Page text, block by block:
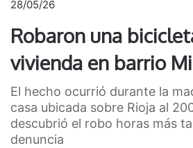
28/05/26
Robaron una
vivienda en barrio
El hecho ocurrió durante la
casa ubicada sobre Rioja al
descubrió el robo horas más
denuncia